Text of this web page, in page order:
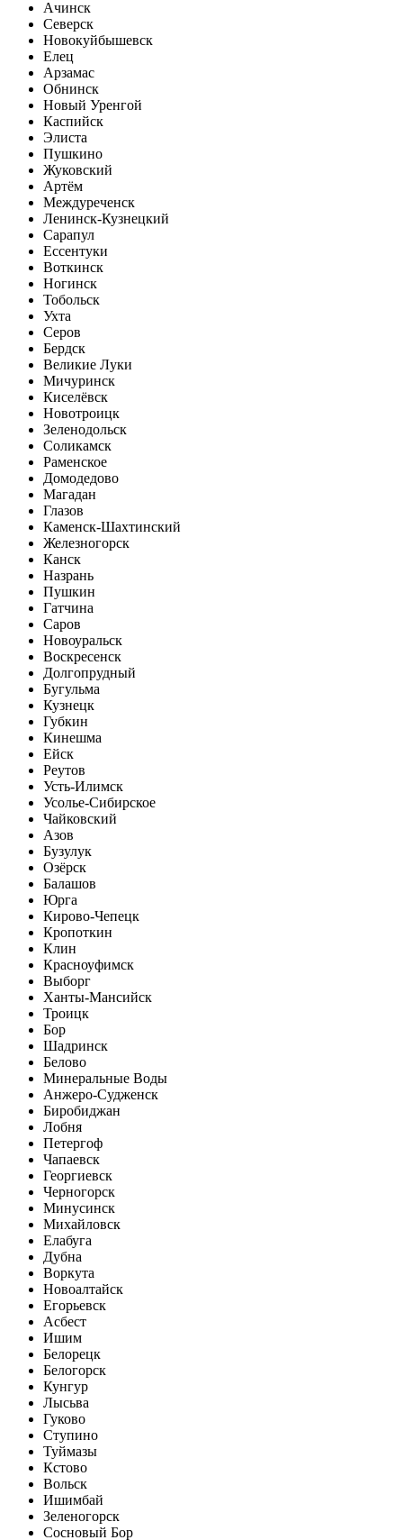
Ачинск
Северск
Новокуйбышевск
Елец
Арзамас
Обнинск
Новый Уренгой
Каспийск
Элиста
Пушкино
Жуковский
Артём
Междуреченск
Ленинск-Кузнецкий
Сарапул
Ессентуки
Воткинск
Ногинск
Тобольск
Ухта
Серов
Бердск
Великие Луки
Мичуринск
Киселёвск
Новотроицк
Зеленодольск
Соликамск
Раменское
Домодедово
Магадан
Глазов
Каменск-Шахтинский
Железногорск
Канск
Назрань
Пушкин
Гатчина
Саров
Новоуральск
Воскресенск
Долгопрудный
Бугульма
Кузнецк
Губкин
Кинешма
Ейск
Реутов
Усть-Илимск
Усолье-Сибирское
Чайковский
Азов
Бузулук
Озёрск
Балашов
Юрга
Кирово-Чепецк
Кропоткин
Клин
Красноуфимск
Выборг
Ханты-Мансийск
Троицк
Бор
Шадринск
Белово
Минеральные Воды
Анжеро-Судженск
Биробиджан
Лобня
Петергоф
Чапаевск
Георгиевск
Черногорск
Минусинск
Михайловск
Елабуга
Дубна
Воркута
Новоалтайск
Егорьевск
Асбест
Ишим
Белорецк
Белогорск
Кунгур
Лысьва
Гуково
Ступино
Туймазы
Кстово
Вольск
Ишимбай
Зеленогорск
Сосновый Бор